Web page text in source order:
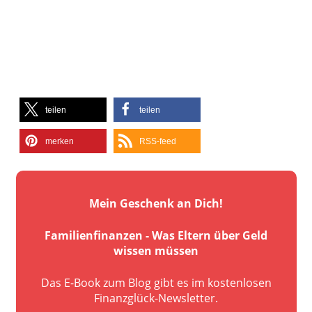
teilen teilen
merken RSS-feed
Mein Geschenk an Dich!
Familienfinanzen - Was Eltern über Geld
wissen müssen
Das E-Book zum Blog gibt es im kostenlosen
Finanzglück-Newsletter.